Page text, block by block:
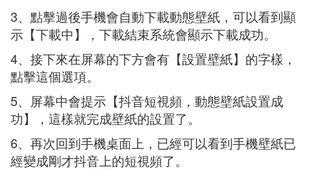
3、點擊過後手機會自動下載動態壁紙，可以看到顯
示【下載中】，下載結束系統會顯示下載成功。
4、接下來在屏幕的下方會有【設置壁紙】的字樣，
點擊這個選項。
5、屏幕中會提示【抖音短視頻，動態壁紙設置成
功】，這樣就完成壁紙的設置了。
6、再次回到手機桌面上，已經可以看到手機壁紙已
經變成剛才抖音上的短視頻了。